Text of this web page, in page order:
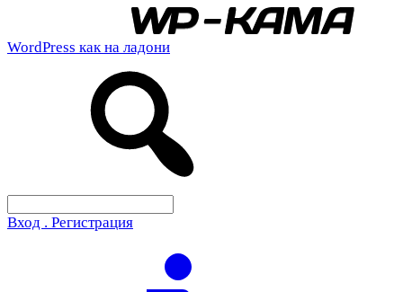
WordPress как на ладони
Вход . Регистрация